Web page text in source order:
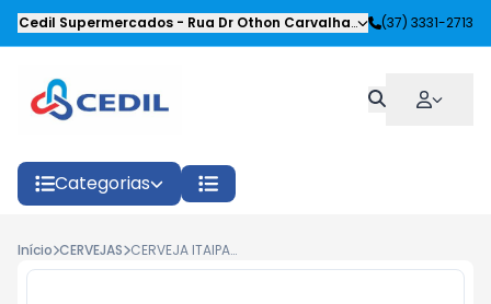
Cedil Supermercados- Rua Dr Othon Carvalhaes Siqueira,Oliveira
(37) 3331-2713
Categorias
Início CERVEJAS CERVEJA ITAIPAVA PREMIUM 600ML